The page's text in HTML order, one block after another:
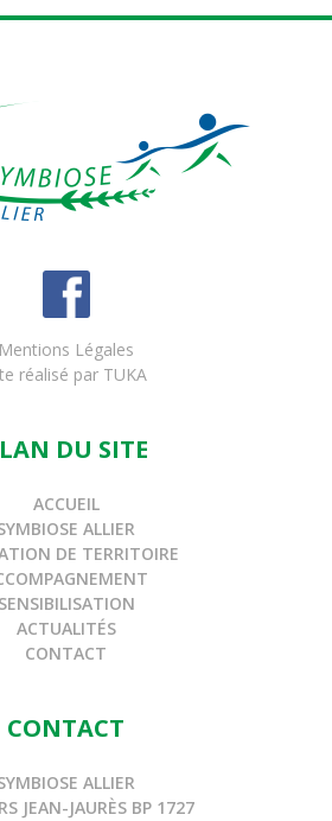
Mentions Légales
réalisé par TUKA
DU SITE
ACCUEIL
ALLIER
DE TERRITOIRE
SENSIBILISATION
ACTUALITÉS
CONTACT
CONTACT
ALLIER
JEAN-JAURÈS BP 1727